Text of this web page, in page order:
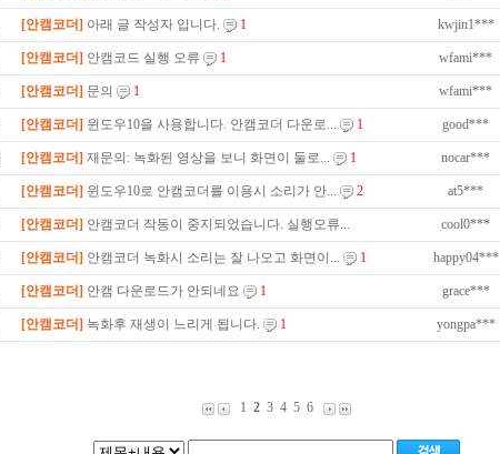
[안캠코더] 아래 글 작성자 입니다. 1 kwjin1***
[안캠코더] 안캠코드 실행 오류 1 wfami***
[안캠코더] 문의 1 wfami***
[안캠코더] 윈도우10을 사용합니다. 안캠코더 다운로... 1 good***
[안캠코더] 재문의: 녹화된 영상을 보니 화면이 둘로... 1 nocar***
[안캠코더] 윈도우10로 안캠코더를 이용시 소리가 안... 2 at5***
[안캠코더] 안캠코더 작동이 중지되었습니다. 실행오류... cool0***
[안캠코더] 안캠코더 녹화시 소리는 잘 나오고 화면이... 1 happy04***
[안캠코더] 안캠 다운로드가 안되네요 1 grace***
[안캠코더] 녹화후 재생이 느리게 됩니다. 1 yongpa***
1 2 3 4 5 6